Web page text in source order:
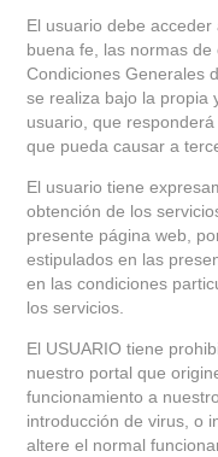
El usuario debe
buena fe, las normas
Condiciones Generales
se realiza bajo la propia
usuario, que
que pueda causar a
El usuario tiene
obtención de los
presente página web,
estipulados en las
en las condiciones
los servicios.
El USUARIO tiene
nuestro portal que
funcionamiento a
introducción de virus, o
altere el normal